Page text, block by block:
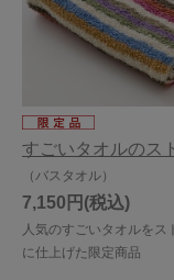
すごいタオルのス
（バスタオル）
人気のすごいタオルをス
に仕上げた限定商品
7,150円